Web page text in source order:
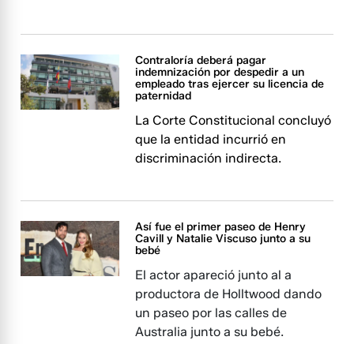
Contraloría deberá pagar
indemnización por despedir a un
empleado tras ejercer su licencia de
paternidad
La Corte Constitucional concluyó
que la entidad incurrió en
discriminación indirecta.
Así fue el primer paseo de Henry
Cavill y Natalie Viscuso junto a su
bebé
El actor apareció junto al a
productora de Holltwood dando
un paseo por las calles de
Australia junto a su bebé.